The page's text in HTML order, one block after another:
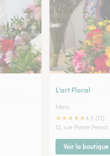
L’art Floral
Metz
★★★★★4.5 (13)
12, rue Pierre Perrat
Voir la boutique